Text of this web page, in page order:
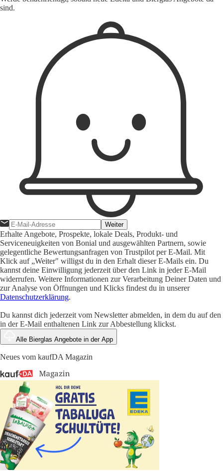
sind.
Weiter
Erhalte Angebote, Prospekte, lokale Deals, Produkt- und
Serviceneuigkeiten von Bonial und ausgewählten Partnern, sowie
gelegentliche Bewertungsanfragen von Trustpilot per E-Mail. Mit
Klick auf „Weiter" willigst du in den Erhalt dieser E-Mails ein. Du
kannst deine Einwilligung jederzeit über den Link in jeder E-Mail
widerrufen. Weitere Informationen zur Verarbeitung Deiner Daten und
zur Analyse von Öffnungen und Klicks findest du in unserer
Datenschutzerklärung.
Du kannst dich jederzeit vom Newsletter abmelden, in dem du auf den
in der E-Mail enthaltenen Link zur Abbestellung klickst.
Alle Bierglas Angebote in der App
Neues vom kaufDA Magazin